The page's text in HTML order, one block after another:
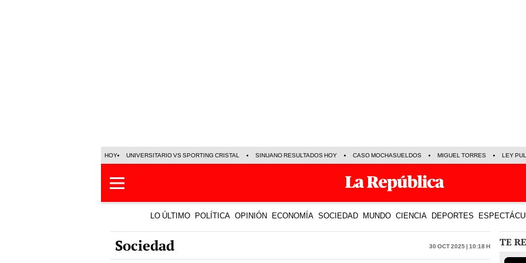
HOY UNIVERSITARIO VS SPORTING CRISTAL SINUANO RESULTADOS HOY CASO MOCHASUELDOS MIGUEL TORRES LEY
LO ÚLTIMO POLÍTICA OPINIÓN ECONOMÍA SOCIEDAD MUNDO CIENCIA DEPORTES
Sociedad 30 Oct 2025 | 10:18 h TE